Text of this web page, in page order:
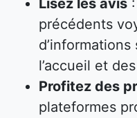
Lisez les avis
précédents
l’accueil et
Profitez des
plateformes